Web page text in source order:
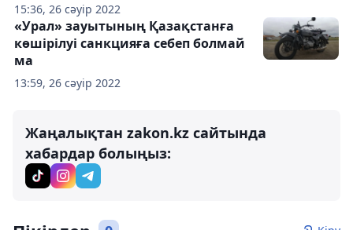
15:36, 26 сәуір 2022
13:59, 26 сәуір 2022
«Урал» зауытының Қазақстанға
көшірілуі санкцияға себеп болмай
ма
Жаңалықтан zakon.kz сайтында
хабардар болыңыз: